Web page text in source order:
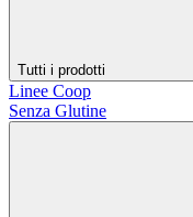
Tutti i prodotti
Linee Coop
Senza Glutine